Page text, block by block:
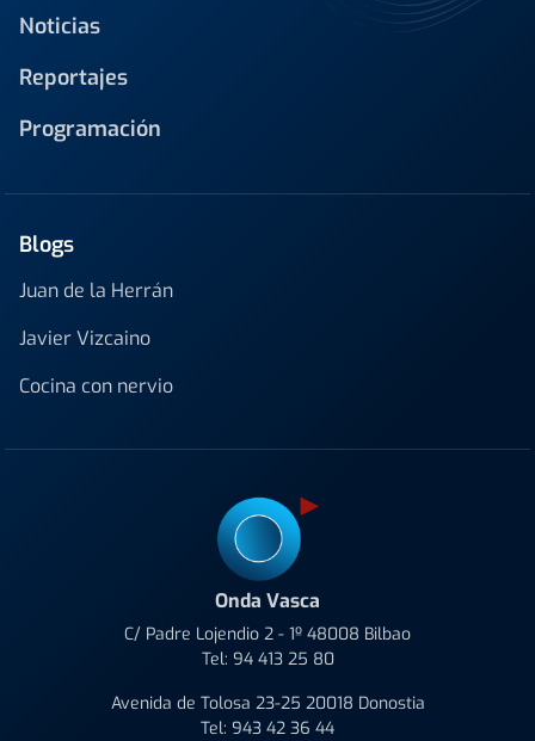
Noticias
Reportajes
Programación
Blogs
Juan de la Herrán
Javier Vizcaino
Cocina con nervio
Onda Vasca
C/ Padre Lojendio 2 - 1º 48008 Bilbao
Tel: 94 413 25 80
Avenida de Tolosa 23-25 20018 Donostia
Tel: 943 42 36 44